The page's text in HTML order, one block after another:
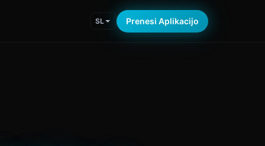
SL Prenesi Aplikacijo